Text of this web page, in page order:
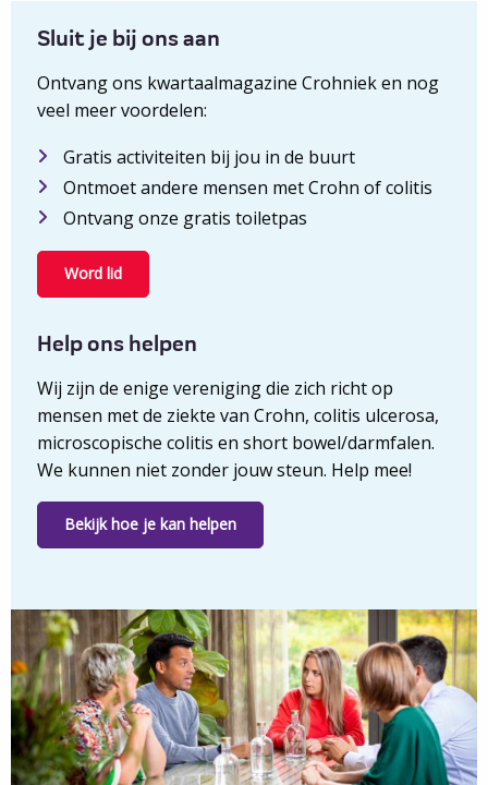
Van
naar
levensreddend
Sluit je bij ons aan
Ontvang ons kwartaalmagazine Crohniek en nog
veel meer voordelen:
Gratis activiteiten bij jou in de buurt
Ontmoet andere mensen met Crohn of colitis
Ontvang onze gratis toiletpas
Word lid
Help ons helpen
Wij zijn de enige vereniging die zich richt op
mensen met de ziekte van Crohn, colitis ulcerosa,
microscopische colitis en short bowel/darmfalen.
We kunnen niet zonder jouw steun. Help mee!
Bekijk hoe je kan helpen